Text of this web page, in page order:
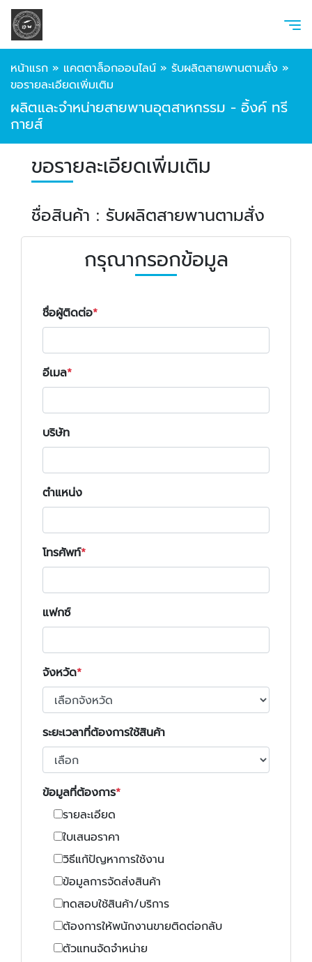
หน้าแรก » แคตตาล็อกออนไลน์ » รับผลิตสายพานตามสั่ง »
ขอรายละเอียดเพิ่มเติม
ผลิตและจำหน่ายสายพานอุตสาหกรรม - อิ้งค์ ทรี
กายส์
ขอรายละเอียดเพิ่มเติม
ชื่อสินค้า : รับผลิตสายพานตามสั่ง
กรุณากรอกข้อมูล
ชื่อผู้ติดต่อ
อีเมล
บริษัท
ตำแหน่ง
โทรศัพท์
แฟกซ์
จังหวัด
ระยะเวลาที่ต้องการใช้สินค้า
ข้อมูลที่ต้องการ
รายละเอียด
ใบเสนอราคา
วิธีแก้ปัญหาการใช้งาน
ข้อมูลการจัดส่งสินค้า
ทดสอบใช้สินค้า/บริการ
ต้องการให้พนักงานขายติดต่อกลับ
ตัวแทนจัดจำหน่าย